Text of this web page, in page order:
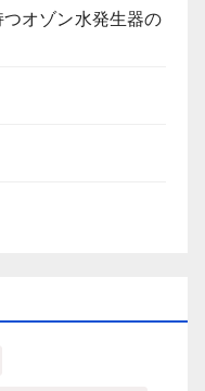
オゾン水発生器の